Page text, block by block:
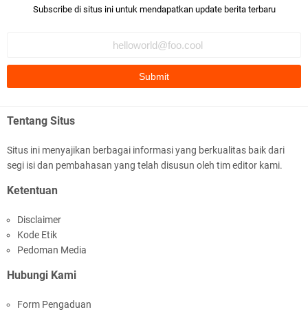
Bismillaah semoga pembuat artikel Alloh berikan pemahaman yg
Ada sejumlah pertanyaan kepada Anda dan jawablah dengan
mengikuti ust. K …
Anonymous
Anonymous
It has proved a key customer retention tool for sports activities
Subscribe di situs ini untuk mendapatkan update berita terbaru
Tentang Situs
Situs ini menyajikan berbagai informasi yang berkualitas baik dari
segi isi dan pembahasan yang telah disusun oleh tim editor kami.
Ketentuan
Disclaimer
Kode Etik
Pedoman Media
Hubungi Kami
Form Pengaduan